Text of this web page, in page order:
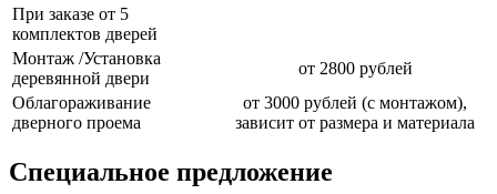
При заказе от 5
комплектов дверей
Монтаж /Установка
деревянной двери
от 2800 рублей
Облагораживание
дверного проема
от 3000 рублей (с монтажом),
зависит от размера и материала
Специальное предложение